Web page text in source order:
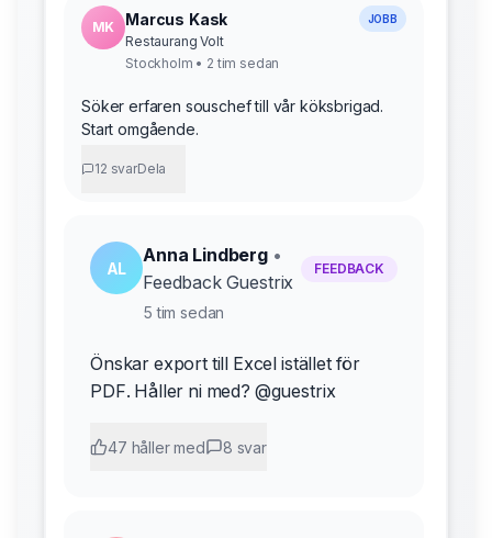
MK Marcus Kask
Restaurang Volt
JOBB
Stockholm • 2 tim sedan
Söker erfaren souschef till vår köksbrigad.
Start omgående.
12 svarDela
AL
Anna Lindberg•
Feedback Guestrix
FEEDBACK
5 tim sedan
Önskar export till Excel istället för
PDF. Håller ni med? @guestrix
47 håller med 8 svar